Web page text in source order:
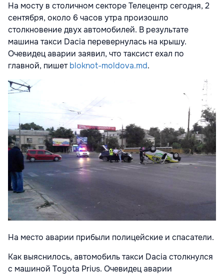
На мосту в столичном секторе Телецентр сегодня, 2
сентября, около 6 часов утра произошло
столкновение двух автомобилей. В результате
машина такси Dacia перевернулась на крышу.
Очевидец аварии заявил, что таксист ехал по
главной, пишетbloknot-moldova.md.
На место аварии прибыли полицейские и спасатели.
Как выяснилось, автомобиль такси Dacia столкнулся
с машиной Toyota Prius. Очевидец аварии